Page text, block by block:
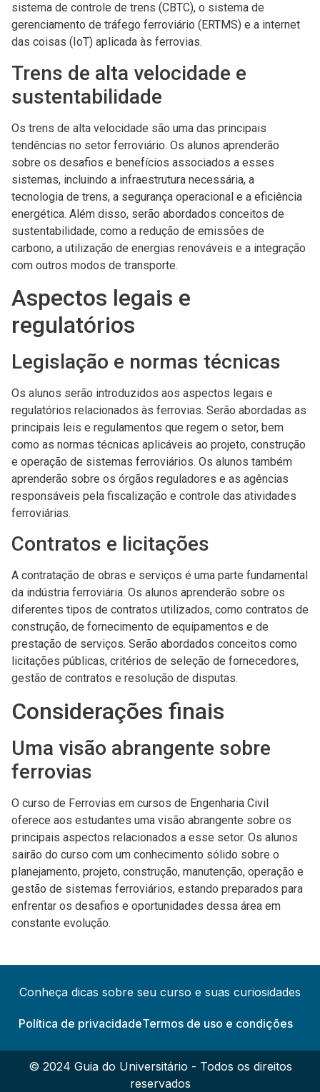
sistema de controle de trens (CBTC), o sistema de
gerenciamento de tráfego ferroviário (ERTMS) e a internet
das coisas (IoT) aplicada às ferrovias.
Trens de alta velocidade e
sustentabilidade
Os trens de alta velocidade são uma das principais
tendências no setor ferroviário. Os alunos aprenderão
sobre os desafios e benefícios associados a esses
sistemas, incluindo a infraestrutura necessária, a
tecnologia de trens, a segurança operacional e a eficiência
energética. Além disso, serão abordados conceitos de
sustentabilidade, como a redução de emissões de
carbono, a utilização de energias renováveis e a integração
com outros modos de transporte.
Aspectos legais e
regulatórios
Legislação e normas técnicas
Os alunos serão introduzidos aos aspectos legais e
regulatórios relacionados às ferrovias. Serão abordadas as
principais leis e regulamentos que regem o setor, bem
como as normas técnicas aplicáveis ao projeto, construção
e operação de sistemas ferroviários. Os alunos também
aprenderão sobre os órgãos reguladores e as agências
responsáveis pela fiscalização e controle das atividades
ferroviárias.
Contratos e licitações
A contratação de obras e serviços é uma parte fundamental
da indústria ferroviária. Os alunos aprenderão sobre os
diferentes tipos de contratos utilizados, como contratos de
construção, de fornecimento de equipamentos e de
prestação de serviços. Serão abordados conceitos como
licitações públicas, critérios de seleção de fornecedores,
gestão de contratos e resolução de disputas.
Considerações finais
Uma visão abrangente sobre
ferrovias
O curso de Ferrovias em cursos de Engenharia Civil
oferece aos estudantes uma visão abrangente sobre os
principais aspectos relacionados a esse setor. Os alunos
sairão do curso com um conhecimento sólido sobre o
planejamento, projeto, construção, manutenção, operação e
gestão de sistemas ferroviários, estando preparados para
enfrentar os desafios e oportunidades dessa área em
constante evolução.
Conheça dicas sobre seu curso e suas curiosidades
Política de privacidadeTermos de uso e condições
© 2024 Guia do Universitário - Todos os direitos
reservados